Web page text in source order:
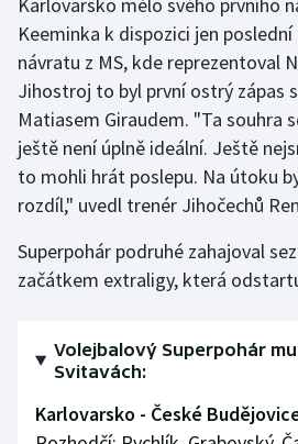
Stolní tenis
Triatlon
Veslování
Vodní slalom
Ostatní
Karlovarsko mělo svého prvního
Keeminka k dispozici jen
návratu z MS, kde reprezentoval
Jihostroj to byl první ostrý zápas
Matiasem Giraudem. "Ta souhra
ještě není úplně ideální. Ještě
to mohli hrát poslepu. Na útoku
rozdíl," uvedl trenér Jihočechů
Superpohár podruhé zahajoval
začátkem extraligy, která
Volejbalový Superpohár
Svitavách:
Karlovarsko - České